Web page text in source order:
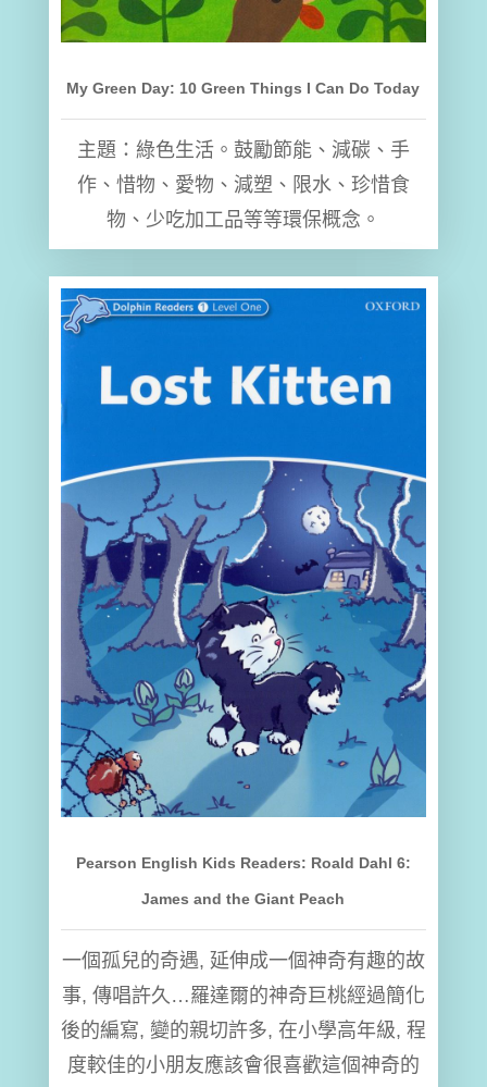
My Green Day: 10 Green Things I Can Do Today
主題：綠色生活。鼓勵節能、減碳、手
作、惜物、愛物、減塑、限水、珍惜食
物、少吃加工品等等環保概念。
Pearson English Kids Readers: Roald Dahl 6:
James and the Giant Peach
一個孤兒的奇遇, 延伸成一個神奇有趣的故
事, 傳唱許久…羅達爾的神奇巨桃經過簡化
後的編寫, 變的親切許多, 在小學高年級, 程
度較佳的小朋友應該會很喜歡這個神奇的